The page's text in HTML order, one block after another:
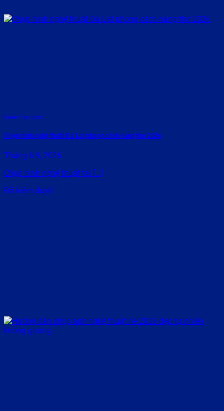
Rate this post
Chụp hình nghệ thuật Đà Lạt phong cách nàng thơ 2026
Tháng 6 9, 2026
Chụp hình nghệ thuật tại [...]
Đã kiểm duyệt